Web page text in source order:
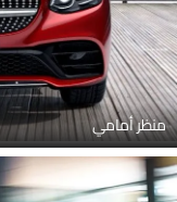
منظر أمامي